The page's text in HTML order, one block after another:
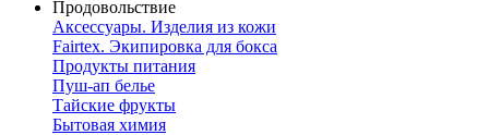
Продовольствие
Аксессуары. Изделия из кожи
Fairtex. Экипировка для бокса
Продукты питания
Пуш-ап белье
Тайские фрукты
Бытовая химия